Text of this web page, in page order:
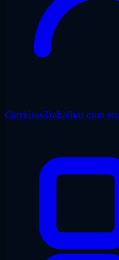
CarreirasTrabalhar com